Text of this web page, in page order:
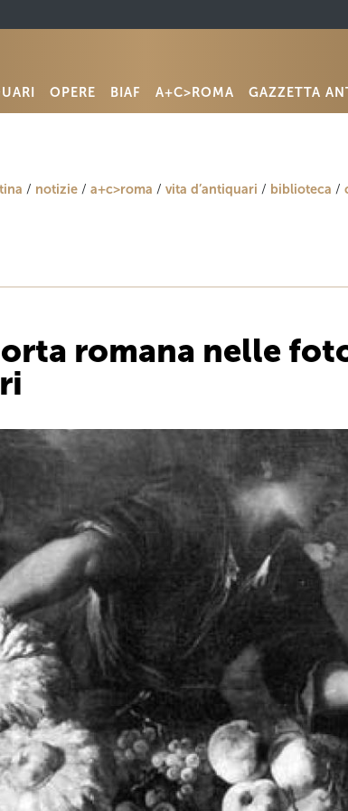
OPERE BIAF A+C>ROMA GAZZETTA
notizie a+c>roma vita d’antiquari biblioteca
romana nelle